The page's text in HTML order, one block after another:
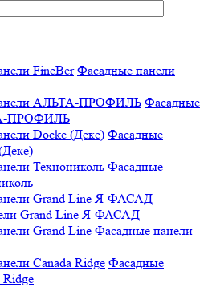
Фасадные панели
Фасадные
ПРОФИЛЬ
Фасадные
Фасадные
Grand Line Я-ФАСАД
Фасадные панели
Фасадные
Ridge